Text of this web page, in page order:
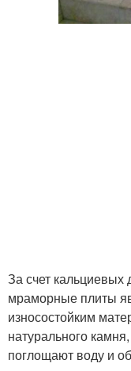
За счет
мраморные плиты
износостойким
натурального
поглощают воду и